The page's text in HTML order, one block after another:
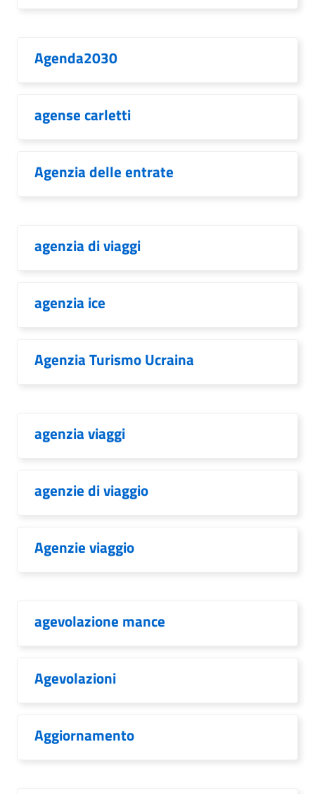
Agenda2030
agense carletti
Agenzia delle entrate
agenzia di viaggi
agenzia ice
Agenzia Turismo Ucraina
agenzia viaggi
agenzie di viaggio
Agenzie viaggio
agevolazione mance
Agevolazioni
Aggiornamento